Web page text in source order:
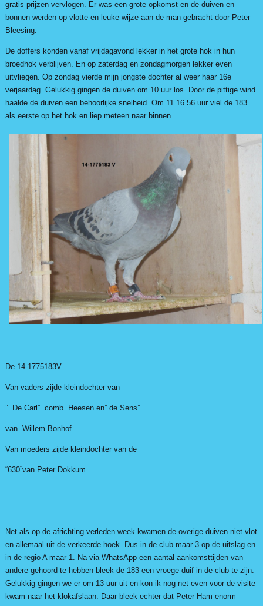
gratis prijzen vervlogen. Er was een grote opkomst en de duiven en
bonnen werden op vlotte en leuke wijze aan de man gebracht door Peter
Bleesing.
De doffers konden vanaf vrijdagavond lekker in het grote hok in hun
broedhok verblijven. En op zaterdag en zondagmorgen lekker even
uitvliegen. Op zondag vierde mijn jongste dochter al weer haar 16e
verjaardag. Gelukkig gingen de duiven om 10 uur los. Door de pittige wind
haalde de duiven een behoorlijke snelheid. Om 11.16.56 uur viel de 183
als eerste op het hok en liep meteen naar binnen.
De 14-1775183V
Van vaders zijde kleindochter van
” De Carl” comb. Heesen en” de Sens”
van Willem Bonhof.
Van moeders zijde kleindochter van de
“630”van Peter Dokkum
Net als op de africhting verleden week kwamen de overige duiven niet vlot
en allemaal uit de verkeerde hoek. Dus in de club maar 3 op de uitslag en
in de regio A maar 1. Na via WhatsApp een aantal aankomsttijden van
andere gehoord te hebben bleek de 183 een vroege duif in de club te zijn.
Gelukkig gingen we er om 13 uur uit en kon ik nog net even voor de visite
kwam naar het klokafslaan. Daar bleek echter dat Peter Ham enorm